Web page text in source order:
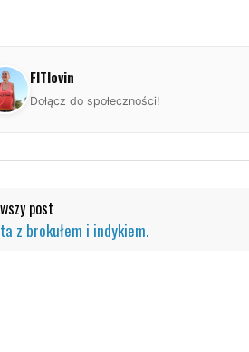
FITlovin
Dołącz do społeczności!
post
z brokułem i indykiem.